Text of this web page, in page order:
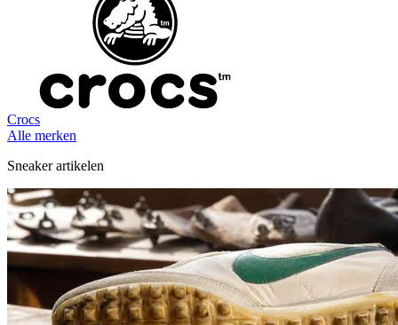
Crocs
Alle merken
Sneaker artikelen